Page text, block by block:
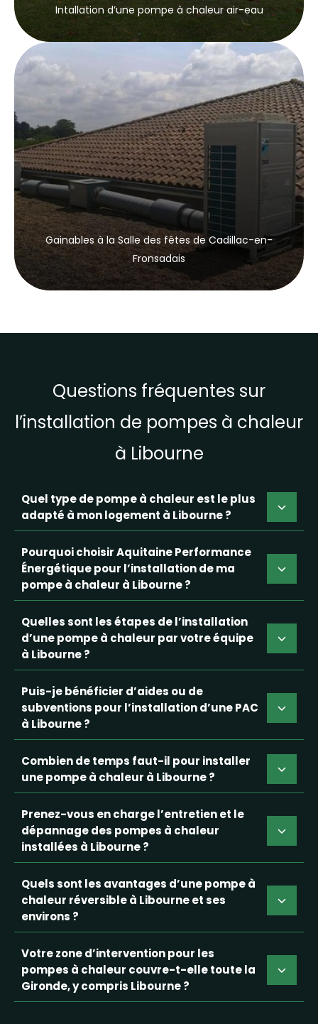
Intallation d’une pompe à chaleur air-eau
Gainables à la Salle des fêtes de Cadillac-en-
Fronsadais
Questions fréquentes sur
l’installation de pompes à chaleur
à Libourne
Quel type de pompe à chaleur est le plus
adapté à mon logement à Libourne ?
Pourquoi choisir Aquitaine Performance
Énergétique pour l’installation de ma
pompe à chaleur à Libourne ?
Quelles sont les étapes de l’installation
d’une pompe à chaleur par votre équipe
à Libourne ?
Puis-je bénéficier d’aides ou de
subventions pour l’installation d’une PAC
à Libourne ?
Combien de temps faut-il pour installer
une pompe à chaleur à Libourne ?
Prenez-vous en charge l’entretien et le
dépannage des pompes à chaleur
installées à Libourne ?
Quels sont les avantages d’une pompe à
chaleur réversible à Libourne et ses
environs ?
Votre zone d’intervention pour les
pompes à chaleur couvre-t-elle toute la
Gironde, y compris Libourne ?